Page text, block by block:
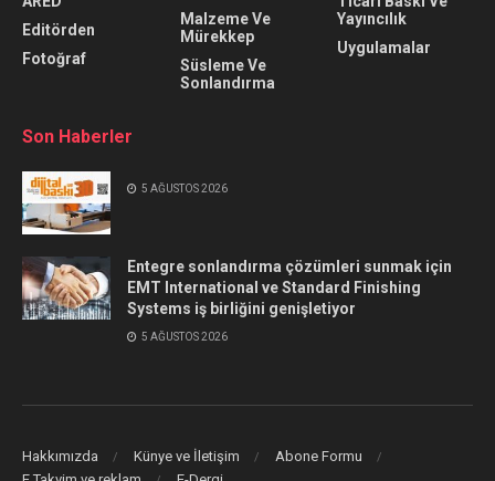
Editörden
Fotoğraf
Malzeme Ve
Mürekkep
Süsleme Ve
Sonlandırma
Yayıncılık
Uygulamalar
Son Haberler
5 AĞUSTOS 2026
Entegre sonlandırma çözümleri sunmak için
EMT International ve Standard Finishing
Systems iş birliğini genişletiyor
5 AĞUSTOS 2026
Hakkımızda Künye ve İletişim
Abone Formu